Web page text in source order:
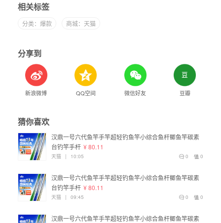
相关标签
分类：爆款 商城：天猫
分享到
新浪微博 QQ空间 微信好友 豆瓣
猜你喜欢
汉鼎一号六代鱼竿手竿超轻钓鱼竿小综合鱼杆鲫鱼竿碳素
台钓竿手杆 ¥ 80.11
0
0
天猫 | 10:05
汉鼎一号六代鱼竿手竿超轻钓鱼竿小综合鱼杆鲫鱼竿碳素
台钓竿手杆 ¥ 80.11
0
0
天猫 | 09:45
汉鼎一号六代鱼竿手竿超轻钓鱼竿小综合鱼杆鲫鱼竿碳素